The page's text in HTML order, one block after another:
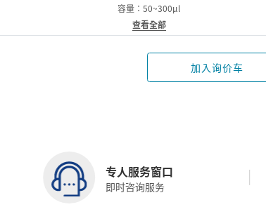
容量：50~300µl
查看全部
加入询价车
专人服务窗口
即时咨询服务